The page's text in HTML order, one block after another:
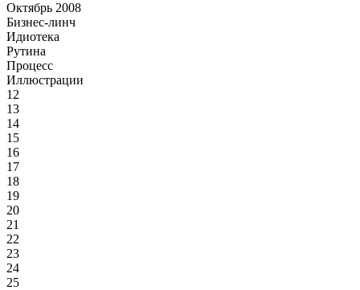
Октябрь 2008
Бизнес-линч
Идиотека
Рутина
Процесс
Иллюстрации
12
13
14
15
16
17
18
19
20
21
22
23
24
25